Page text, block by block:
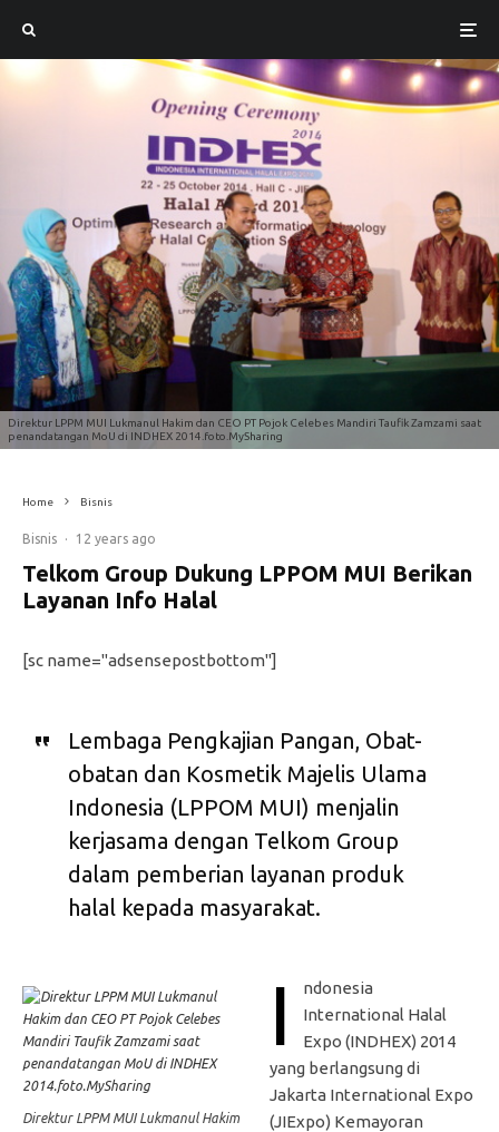
Direktur LPPM MUI Lukmanul Hakim dan CEO PT Pojok Celebes Mandiri Taufik Zamzami saat
penandatangan MoU di INDHEX 2014.foto.MySharing
Home Bisnis
Bisnis · 12 years ago
Telkom Group Dukung LPPOM MUI Berikan
Layanan Info Halal
[sc name="adsensepostbottom"]
Lembaga Pengkajian Pangan, Obat-
obatan dan Kosmetik Majelis Ulama
Indonesia (LPPOM MUI) menjalin
kerjasama dengan Telkom Group
dalam pemberian layanan produk
halal kepada masyarakat.
Direktur LPPM MUI Lukmanul Hakim
I
ndonesia
International Halal
Expo (INDHEX) 2014
yang berlangsung di
Jakarta International Expo
(JIExpo) Kemayoran